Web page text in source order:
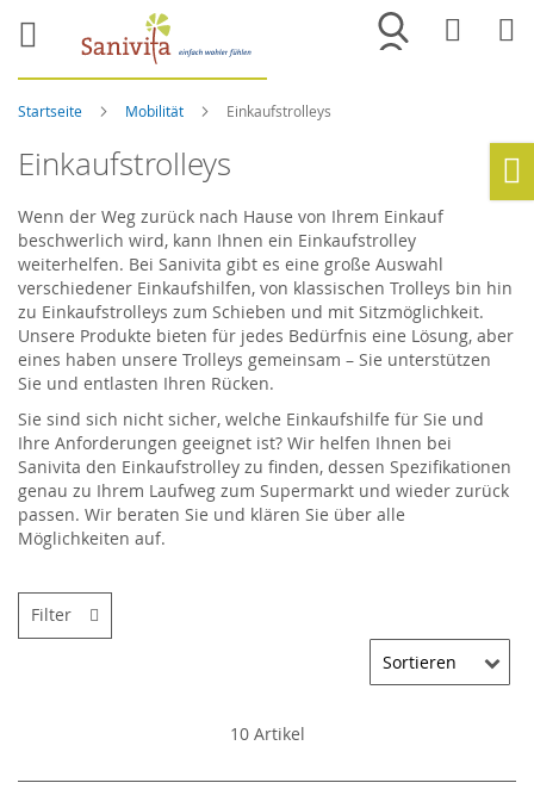
Merkliste
Startseite Mobilität Einkaufstrolleys
Einkaufstrolleys
Wenn der Weg zurück nach Hause von Ihrem Einkauf
beschwerlich wird, kann Ihnen ein Einkaufstrolley
weiterhelfen. Bei Sanivita gibt es eine große Auswahl
verschiedener Einkaufshilfen, von klassischen Trolleys bin hin
zu Einkaufstrolleys zum Schieben und mit Sitzmöglichkeit.
Unsere Produkte bieten für jedes Bedürfnis eine Lösung, aber
eines haben unsere Trolleys gemeinsam – Sie unterstützen
Sie und entlasten Ihren Rücken.
Sie sind sich nicht sicher, welche Einkaufshilfe für Sie und
Ihre Anforderungen geeignet ist? Wir helfen Ihnen bei
Sanivita den Einkaufstrolley zu finden, dessen Spezifikationen
genau zu Ihrem Laufweg zum Supermarkt und wieder zurück
passen. Wir beraten Sie und klären Sie über alle
Möglichkeiten auf.
10Artikel
Filter